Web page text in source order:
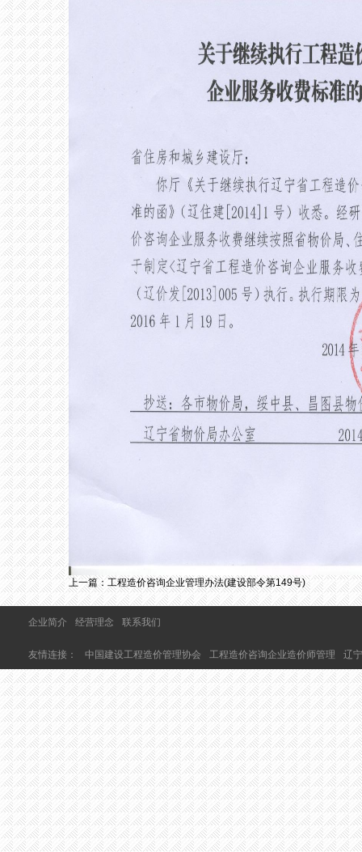
上一篇： 工程造价咨询企业管理办法(建设部令第149号)
企业简介 经营理念 联系我们
友情连接： 中国建设工程造价管理协会 工程造价咨询企业造价师管理 辽